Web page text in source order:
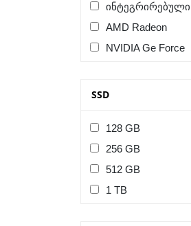
ინტეგრირებული
AMD Radeon
NVIDIA Ge Force
SSD
128 GB
256 GB
512 GB
1 TB